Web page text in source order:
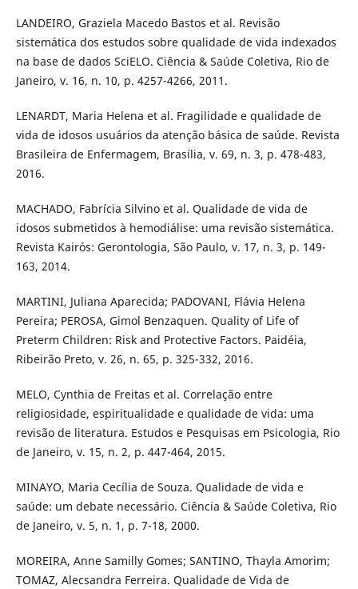
LANDEIRO, Graziela Macedo Bastos et al. Revisão
sistemática dos estudos sobre qualidade de vida indexados
na base de dados SciELO. Ciência & Saúde Coletiva, Rio de
Janeiro, v. 16, n. 10, p. 4257-4266, 2011.
LENARDT, Maria Helena et al. Fragilidade e qualidade de
vida de idosos usuários da atenção básica de saúde. Revista
Brasileira de Enfermagem, Brasília, v. 69, n. 3, p. 478-483,
2016.
MACHADO, Fabrícia Silvino et al. Qualidade de vida de
idosos submetidos à hemodiálise: uma revisão sistemática.
Revista Kairós: Gerontologia, São Paulo, v. 17, n. 3, p. 149-
163, 2014.
MARTINI, Juliana Aparecida; PADOVANI, Flávia Helena
Pereira; PEROSA, Gimol Benzaquen. Quality of Life of
Preterm Children: Risk and Protective Factors. Paidéia,
Ribeirão Preto, v. 26, n. 65, p. 325-332, 2016.
MELO, Cynthia de Freitas et al. Correlação entre
religiosidade, espiritualidade e qualidade de vida: uma
revisão de literatura. Estudos e Pesquisas em Psicologia, Rio
de Janeiro, v. 15, n. 2, p. 447-464, 2015.
MINAYO, Maria Cecília de Souza. Qualidade de vida e
saúde: um debate necessário. Ciência & Saúde Coletiva, Rio
de Janeiro, v. 5, n. 1, p. 7-18, 2000.
MOREIRA, Anne Samilly Gomes; SANTINO, Thayla Amorim;
TOMAZ, Alecsandra Ferreira. Qualidade de Vida de